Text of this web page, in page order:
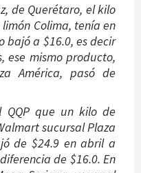
de Querétaro, el kilo
Colima, tenía en
bajó a $16.0, es decir
ese mismo producto,
América, pasó de
QQP que un kilo de
sucursal Plaza
de $24.9 en abril a
de $16.0. En